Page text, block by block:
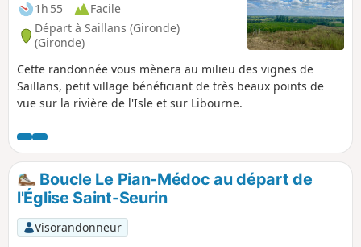
1h 55
Facile
Départ à Saillans (Gironde)
(Gironde)
Cette randonnée vous mènera au milieu des vignes de
Saillans, petit village bénéficiant de très beaux points de
vue sur la rivière de l'Isle et sur Libourne.
Boucle Le Pian-Médoc au départ de
l'Église Saint-Seurin
Visorandonneur